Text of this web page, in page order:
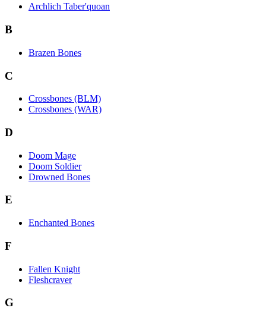
Archlich Taber'quoan
B
Brazen Bones
C
Crossbones (BLM)
Crossbones (WAR)
D
Doom Mage
Doom Soldier
Drowned Bones
E
Enchanted Bones
F
Fallen Knight
Fleshcraver
G